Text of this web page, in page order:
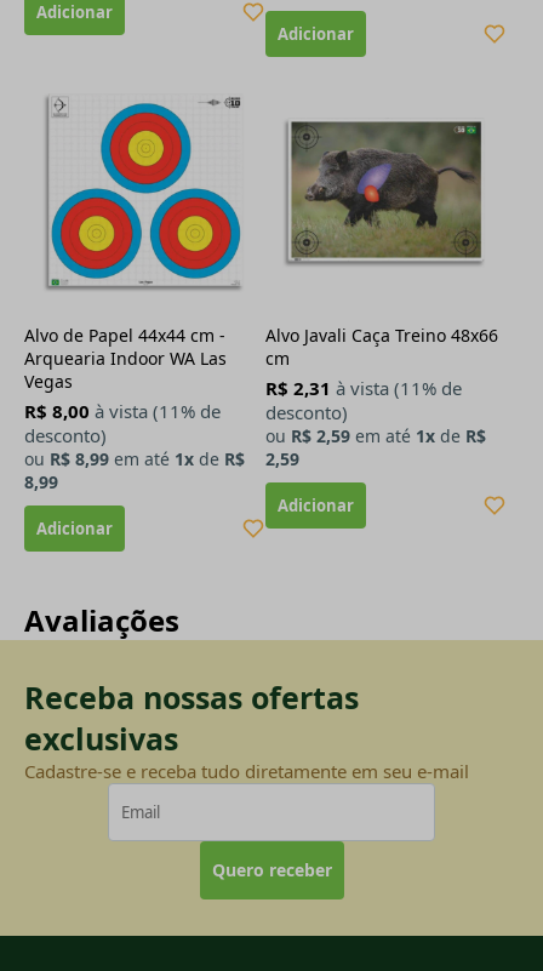
Alvo de Papel 44x44 cm -
Arquearia Indoor WA Las
Vegas
R$ 8,00 à vista (11% de
desconto)
ou R$ 8,99 em até 1x de R$
8,99
Alvo Javali Caça Treino 48x66
cm
R$ 2,31 à vista (11% de
desconto)
ou R$ 2,59 em até 1x de R$
2,59
Avaliações
Receba nossas ofertas
exclusivas
Cadastre-se e receba tudo diretamente em seu e-mail
Quero receber